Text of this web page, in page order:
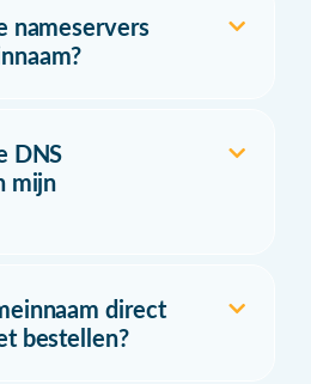
nameservers
DNS
mijn
direct
bestellen?